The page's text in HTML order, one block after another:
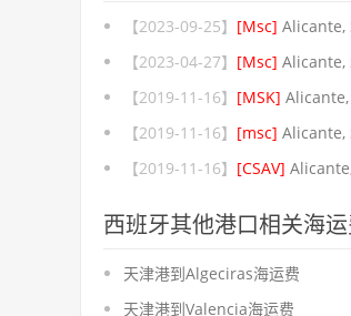
【2023-09-25】 [Msc] Alicante,
【2023-04-27】 [Msc] Alicante,
【2019-11-16】 [MSK] Alicante,
【2019-11-16】 [msc] Alicante,
【2019-11-16】 [CSAV]
西班牙其他港口相关海
天津港到Algeciras海运费
天津港到Valencia海运费